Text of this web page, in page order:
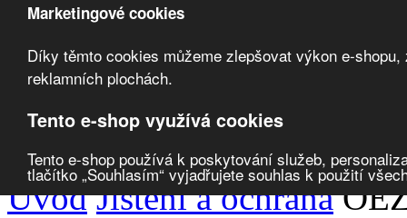
Marketingové cookies
Díky těmto cookies můžeme zlepšovat výkon e-
reklamních plochách.
Tento e-shop využívá cookies
Tento e-shop používá k poskytování služeb,
tlačítko „Souhlasím“ vyjadřujete souhlas k použití
Zvolte měnu:
Přihlásit uživatele
Porovnat produkty 0
Úvod Jištění a ochrana